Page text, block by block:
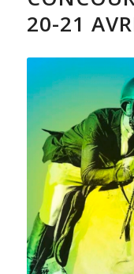
20-21